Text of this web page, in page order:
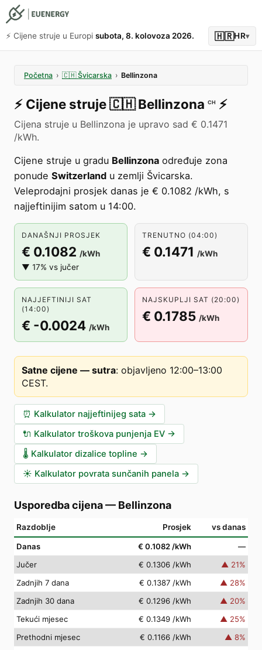
⚡️ Cijene struje u Europi subota, 8. kolovoza 2026. 🇭🇷HR▾
Početna › 🇨🇭 Švicarska › Bellinzona
⚡️ Cijene struje🇨🇭 Bellinzona CH ⚡️
Cijena struje u Bellinzona je upravo sad € 0.1471
/kWh.
Cijene struje u gradu Bellinzona određuje zona
ponude Switzerland u zemlji Švicarska.
Veleprodajni prosjek danas je € 0.1082 /kWh, s
najjeftinijim satom u 14:00.
DANAŠNJI PROSJEK
€ 0.1082 /kWh
▼ 17% vs jučer
TRENUTNO (04:00)
€ 0.1471 /kWh
NAJJEFTINIJI SAT
(14:00)
€ -0.0024 /kWh
NAJSKUPLJI SAT (20:00)
€ 0.1785 /kWh
Satne cijene — sutra: objavljeno 12:00–13:00
CEST.
⏰ Kalkulator najjeftinijeg sata →
🔌 Kalkulator troškova punjenja EV →
🌡️ Kalkulator dizalice topline →
☀️ Kalkulator povrata sunčanih panela →
Usporedba cijena— Bellinzona
Razdoblje Prosjek vs danas
Danas € 0.1082 /kWh
—
Jučer
€ 0.1306 /kWh ▲ 21%
Zadnjih 7 dana
€ 0.1387 /kWh ▲ 28%
Zadnjih 30 dana
€ 0.1296 /kWh ▲ 20%
Tekući mjesec
€ 0.1349 /kWh ▲ 25%
Prethodni mjesec
€ 0.1166 /kWh ▲ 8%